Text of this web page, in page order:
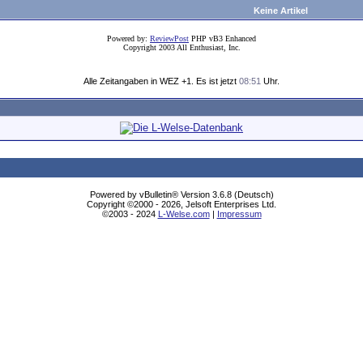
Keine Artikel
Powered by: ReviewPost PHP vB3 Enhanced
Copyright 2003 All Enthusiast, Inc.
Alle Zeitangaben in WEZ +1. Es ist jetzt 08:51 Uhr.
Powered by vBulletin® Version 3.6.8 (Deutsch)
Copyright ©2000 - 2026, Jelsoft Enterprises Ltd.
©2003 - 2024 L-Welse.com| Impressum